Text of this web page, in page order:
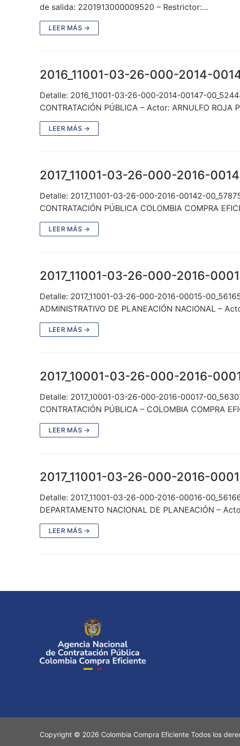
de salida: 2201913000009520 – Restrictor:…
LEER MÁS →
2016_11001-03-26-000-2014-
Detalle: 2016_11001-03-26-000-2014-00147-
CONTRATACIÓN PÚBLICA – Actor: ARNULFO
LEER MÁS →
2017_11001-03-26-000-2016-
Detalle: 2017_11001-03-26-000-2016-00142-
CONTRATACIÓN PÚBLICA COLOMBIA COMPRA
LEER MÁS →
2017_11001-03-26-000-2016-
Detalle: 2017_11001-03-26-000-2016-00015-
ADMINISTRATIVO DE PLANEACIÓN NACIONAL –
LEER MÁS →
2017_10001-03-26-000-2016-
Detalle: 2017_10001-03-26-000-2016-00017-
CONTRATACIÓN PÚBLICA – COLOMBIA COMPRA
LEER MÁS →
2017_11001-03-26-000-2016-
Detalle: 2017_11001-03-26-000-2016-00016-
DEPARTAMENTO NACIONAL DE PLANEACIÓN –
LEER MÁS →
Copyright © 2026 Colombia Compra Eficiente Todos los